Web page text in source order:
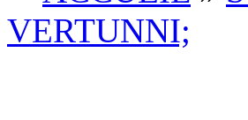
VERTUNNI;